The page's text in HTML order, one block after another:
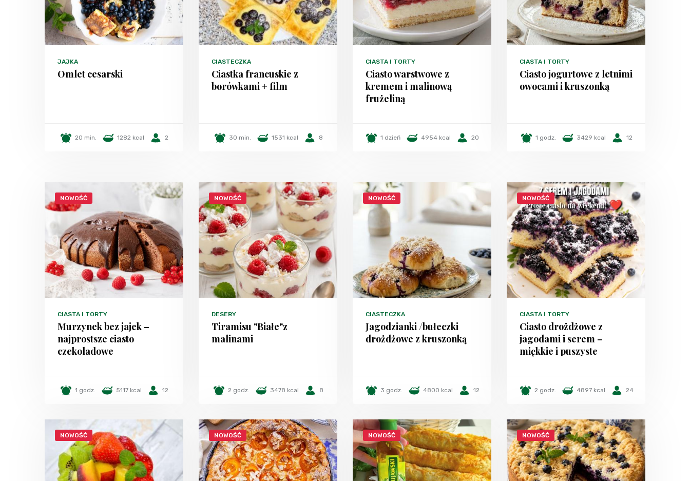
JAJKA
Omlet cesarski
20 min. 1282 kcal 2
CIASTECZKA
Ciastka francuskie z
borówkami + film
30 min. 1531 kcal 8
CIASTA I TORTY
Ciasto warstwowe z
kremem i malinową
frużeliną
1 dzień 4954 kcal 20
CIASTA I TORTY
Ciasto jogurtowe z letnimi
owocami i kruszonką
1 godz. 3429 kcal 12
NOWOŚĆ
CIASTA I TORTY
Murzynek bez jajek –
najprostsze ciasto
czekoladowe
1 godz. 5117 kcal 12
NOWOŚĆ
DESERY
Tiramisu "Białe"z
malinami
2 godz. 3478 kcal 8
NOWOŚĆ
CIASTECZKA
Jagodzianki /bułeczki
drożdżowe z kruszonką
3 godz. 4800 kcal 12
NOWOŚĆ
CIASTA I TORTY
Ciasto drożdżowe z
jagodami i serem –
miękkie i puszyste
2 godz. 4897 kcal 24
NOWOŚĆ NOWOŚĆ NOWOŚĆ NOWOŚĆ